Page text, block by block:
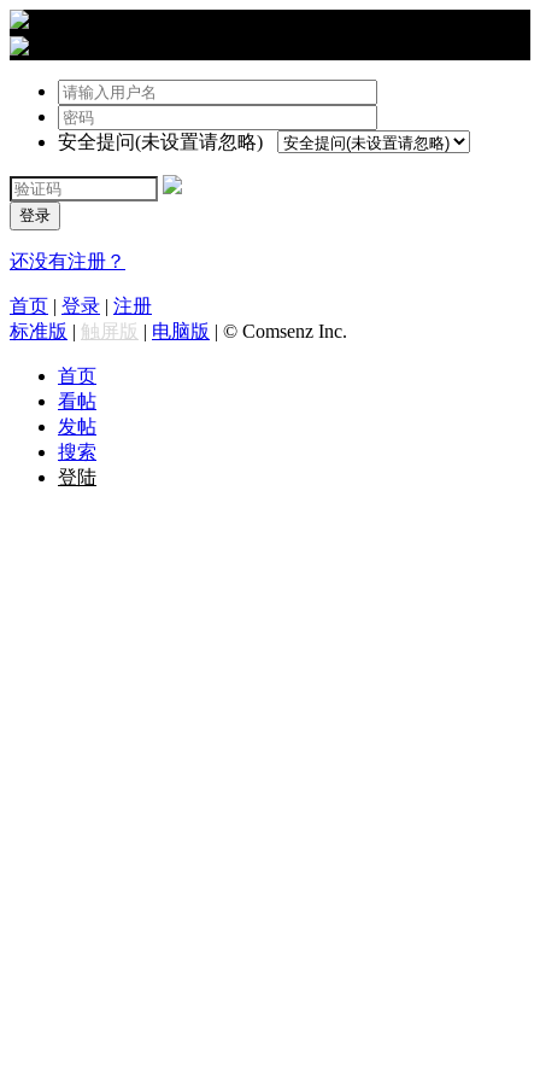
安全提问(未设置请忽略)
登录
还没有注册？
首页 | 登录 | 注册
标准版 | 触屏版 | 电脑版 | © Comsenz Inc.
首页
看帖
发帖
搜索
登陆